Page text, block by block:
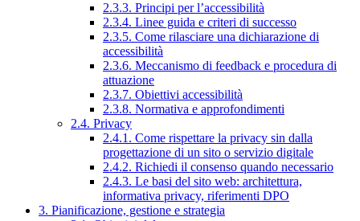
2.3.3. Principi per l’accessibilità
2.3.4. Linee guida e criteri di successo
2.3.5. Come rilasciare una dichiarazione di
accessibilità
2.3.6. Meccanismo di feedback e procedura di
attuazione
2.3.7. Obiettivi accessibilità
2.3.8. Normativa e approfondimenti
2.4. Privacy
2.4.1. Come rispettare la privacy sin dalla
progettazione di un sito o servizio digitale
2.4.2. Richiedi il consenso quando necessario
2.4.3. Le basi del sito web: architettura,
informativa privacy, riferimenti DPO
3. Pianificazione, gestione e strategia